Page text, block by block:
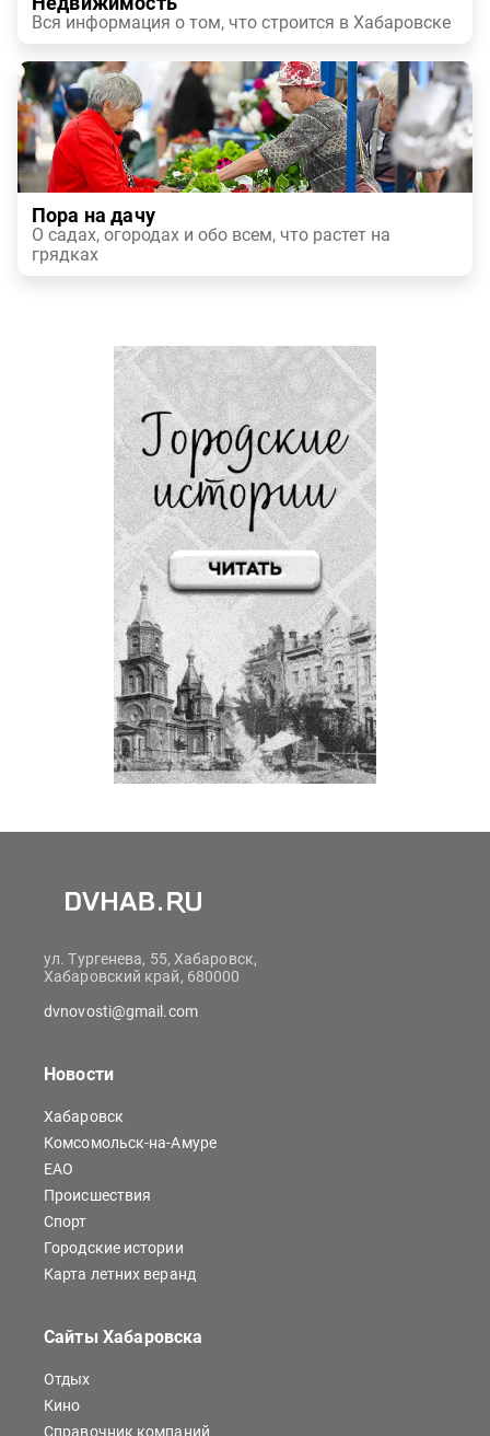
Вся информация о том, что строится в Хабаровске
Пора на дачу
О садах, огородах и обо всем, что растет на
грядках
ул. Тургенева, 55, Хабаровск,
Хабаровский край, 680000
dvnovosti@gmail.com
Новости
Хабаровск
Комсомольск-на-Амуре
ЕАО
Происшествия
Спорт
Городские истории
Карта летних веранд
Сайты Хабаровска
Отдых
Кино
Справочник компаний